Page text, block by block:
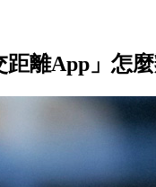
離App」怎